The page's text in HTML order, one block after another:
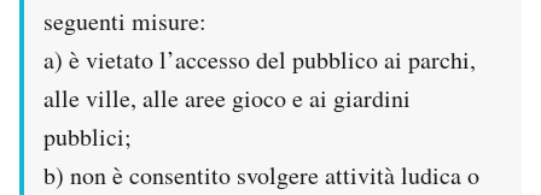
seguenti misure:
a) è vietato l’accesso del pubblico ai parchi,
alle ville, alle aree gioco e ai giardini
pubblici;
b) non è consentito svolgere attività ludica o